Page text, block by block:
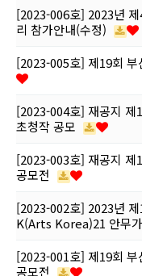
[2023-006호] 2023년
리 참가안내(수정)
[2023-005호] 제19회 부
[2023-004호] 재공지 제
초청작 공모
[2023-003호] 재공지 제
공모전
[2023-002호] 2023년
K(Arts Korea)21 안무
[2023-001호] 제19회
공모전